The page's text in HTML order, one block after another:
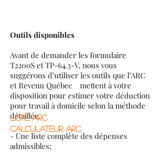
Outils disponibles
Avant de demander les formulaire
T2200S et TP-64.3-V, nous vous
suggérons d’utiliser les outils que l’ARC
et Revenu Québec mettent à votre
disposition pour estimer votre déduction
pour travail à domicile selon la méthode
détaillée.
- Une liste complète des dépenses
admissibles;
LISTE ARC
CALCULATEUR ARC